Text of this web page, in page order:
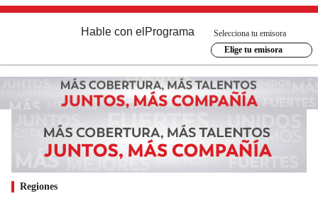
Hable con el Programa
Selecciona tu emisora
Elige tu emisora
Regiones